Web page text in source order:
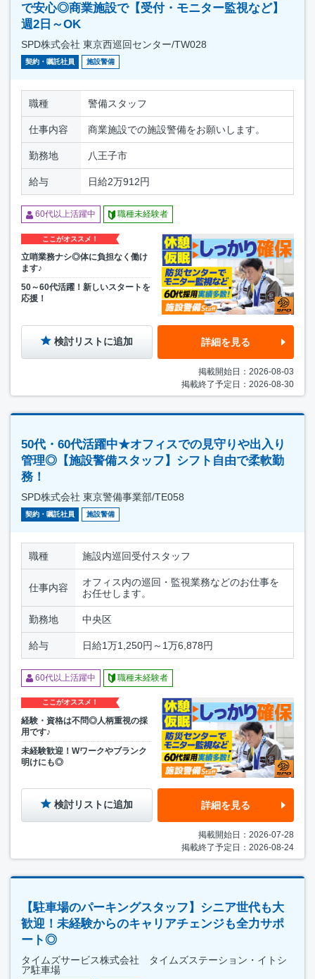
で安心◎商業施設で【受付・モニター監視など】
週2日～OK
SPD株式会社 東京西巡回センター/TW028
契約・嘱託社員 施設警備
職種 警備スタッフ
仕事内容 商業施設での施設警備をお願いします。
勤務地 八王子市
給与 日給2万912円
60代以上活躍中 職種未経験者
ここがオススメ！
立哨業務ナシ◎体に負担なく働け
ます♪
50～60代活躍！新しいスタートを
応援！
検討リストに追加 詳細を見る
掲載開始日：2026-08-03
掲載終了予定日：2026-08-30
50代・60代活躍中★オフィスでの見守りや出入り
管理◎【施設警備スタッフ】シフト自由で柔軟勤
務！
SPD株式会社 東京警備事業部/TE058
契約・嘱託社員 施設警備
職種 施設内巡回受付スタッフ
仕事内容
オフィス内の巡回・監視業務などのお仕事を
お任せします。
勤務地 中央区
給与 日給1万1,250円～1万6,878円
60代以上活躍中 職種未経験者
ここがオススメ！
経験・資格は不問◎人柄重視の採
用です♪
未経験歓迎！Wワークやブランク
明けにも◎
検討リストに追加 詳細を見る
掲載開始日：2026-07-28
掲載終了予定日：2026-08-24
【駐車場のパーキングスタッフ】シニア世代も大
歓迎！未経験からのキャリアチェンジも全力サポ
ート◎
タイムズサービス株式会社 タイムズステーション・イトシ
ア駐車場